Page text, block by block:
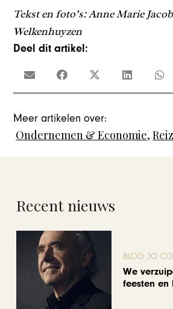
Tekst en foto’s: Anne Marie
Welkenhuyzen
Deel dit artikel:
Meer artikelen over:
Ondernemen & Economie,
Recent nieuws
BLOG JO
We
feesten en